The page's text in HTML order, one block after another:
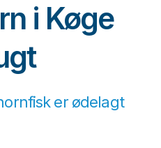
i Køge
er ødelagt